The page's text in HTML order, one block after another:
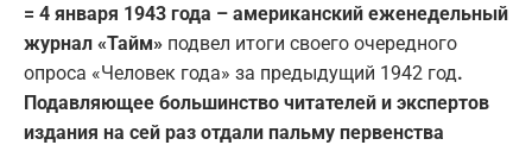
= 4 января 1943 года – американский еженедельный
журнал «Тайм» подвел итоги своего очередного
опроса «Человек года» за предыдущий 1942 год.
Подавляющее большинство читателей и экспертов
издания на сей раз отдали пальму первенства